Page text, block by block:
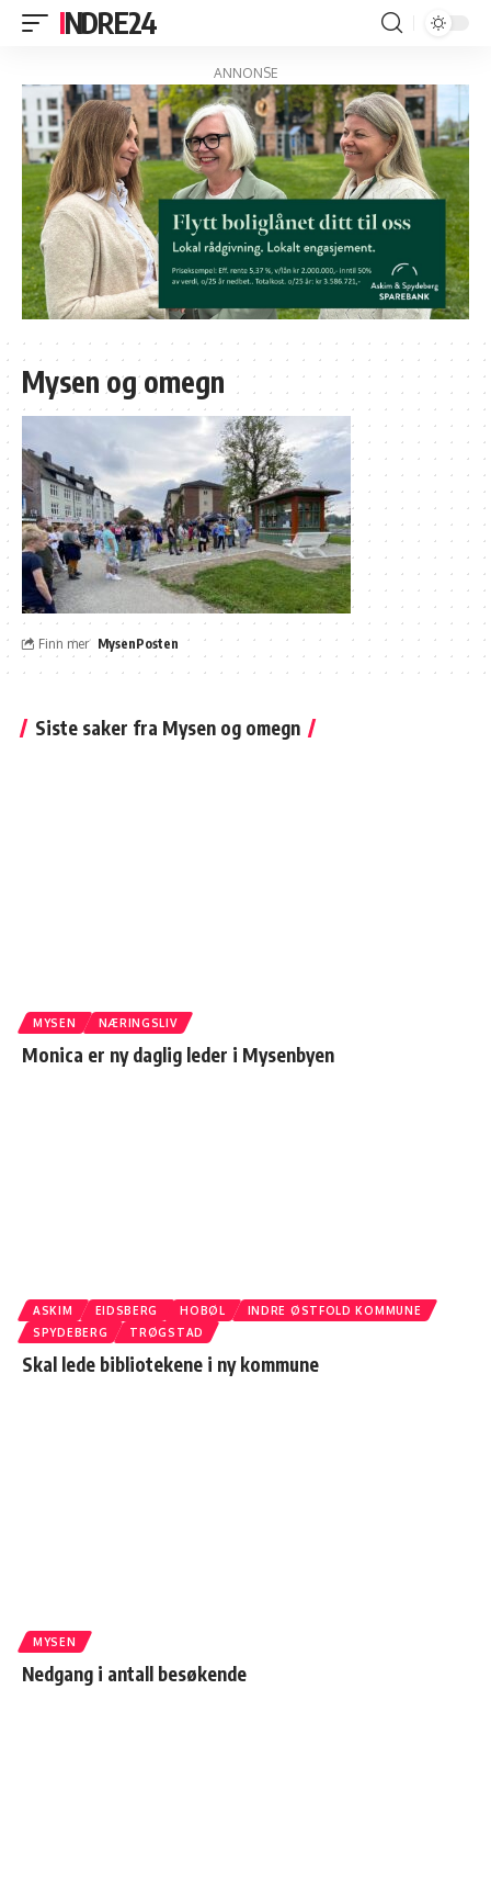
INDRE24
ANNONSE
Mysen og omegn
Finn mer MysenPosten
Siste saker fra Mysen og omegn
MYSEN NÆRINGSLIV
Monica er ny daglig leder i Mysenbyen
ASKIM EIDSBERG HOBØL
INDRE ØSTFOLD KOMMUNE
SPYDEBERG
TRØGSTAD
Skal lede bibliotekene i ny kommune
MYSEN
Nedgang i antall besøkende